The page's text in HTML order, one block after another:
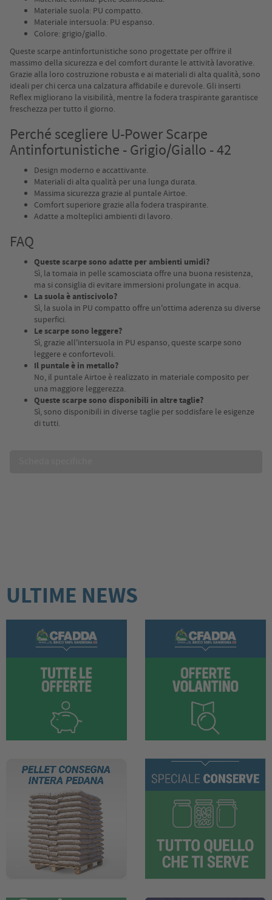
Materiale suola: PU compatto.
Materiale intersuola: PU espanso.
Colore: grigio/giallo.
Queste scarpe antinfortunistiche sono progettate per offrire il
massimo della sicurezza e del comfort durante le attività lavorative.
Grazie alla loro costruzione robusta e ai materiali di alta qualità, sono
ideali per chi cerca una calzatura affidabile e durevole. Gli inserti
Reflex migliorano la visibilità, mentre la fodera traspirante garantisce
freschezza per tutto il giorno.
Perché scegliere U-Power Scarpe
Antinfortunistiche - Grigio/Giallo - 42
Design moderno e accattivante.
Materiali di alta qualità per una lunga durata.
Massima sicurezza grazie al puntale Airtoe.
Comfort superiore grazie alla fodera traspirante.
Adatte a molteplici ambienti di lavoro.
FAQ
Queste scarpe sono adatte per ambienti umidi?
Sì, la tomaia in pelle scamosciata offre una buona resistenza,
ma si consiglia di evitare immersioni prolungate in acqua.
La suola è antiscivolo?
Sì, la suola in PU compatto offre un'ottima aderenza su diverse
superfici.
Le scarpe sono leggere?
Sì, grazie all'intersuola in PU espanso, queste scarpe sono
leggere e confortevoli.
Il puntale è in metallo?
No, il puntale Airtoe è realizzato in materiale composito per
una maggiore leggerezza.
Queste scarpe sono disponibili in altre taglie?
Sì, sono disponibili in diverse taglie per soddisfare le esigenze
di tutti.
ULTIME NEWS